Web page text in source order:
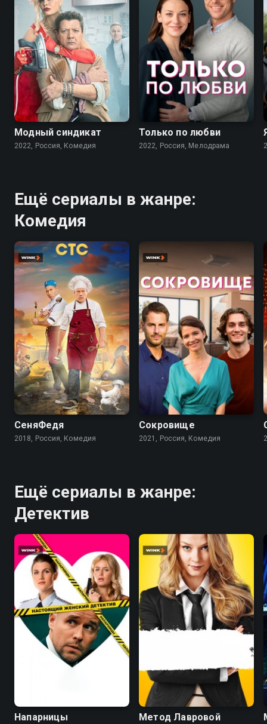
7.6
Модный синдикат
2022, Россия, Комедия
Только по любви
2022, Россия, Мелодрама
Ещё сериалы в жанре:
Комедия
7.1 5.4
СеняФедя
2018, Россия, Комедия
7.3
Сокровище
2021, Россия, Комедия
Ещё сериалы в жанре:
Детектив
Напарницы
7.2 5.7
Метод Лавровой